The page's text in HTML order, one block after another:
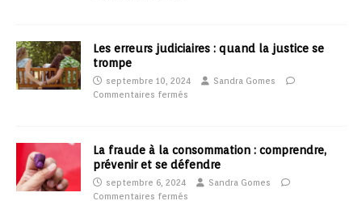
Les erreurs judiciaires : quand la justice se
trompe
septembre 10, 2024
Sandra Gomes
Commentaires fermés
La fraude à la consommation : comprendre,
prévenir et se défendre
septembre 6, 2024
Sandra Gomes
Commentaires fermés